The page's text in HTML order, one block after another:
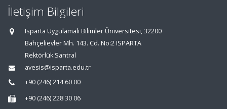
İletişim Bilgileri
Isparta Uygulamalı Bilimler Üniversitesi, 32200
Bahçelievler Mh. 143. Cd. No:2 ISPARTA
Rektörlük Santral
avesis@isparta.edu.tr
+90 (246) 214 60 00
+90 (246) 228 30 06